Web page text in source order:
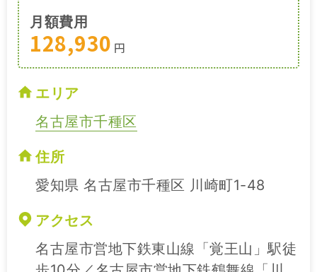
月額費用
128,930 円
エリア
名古屋市千種区
住所
愛知県 名古屋市千種区 川崎町1-48
アクセス
名古屋市営地下鉄東山線「覚王山」駅徒